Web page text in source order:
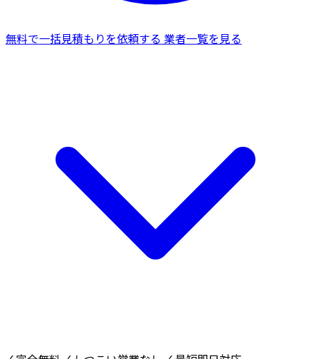
無料で一括見積もりを依頼する 業者一覧を見る